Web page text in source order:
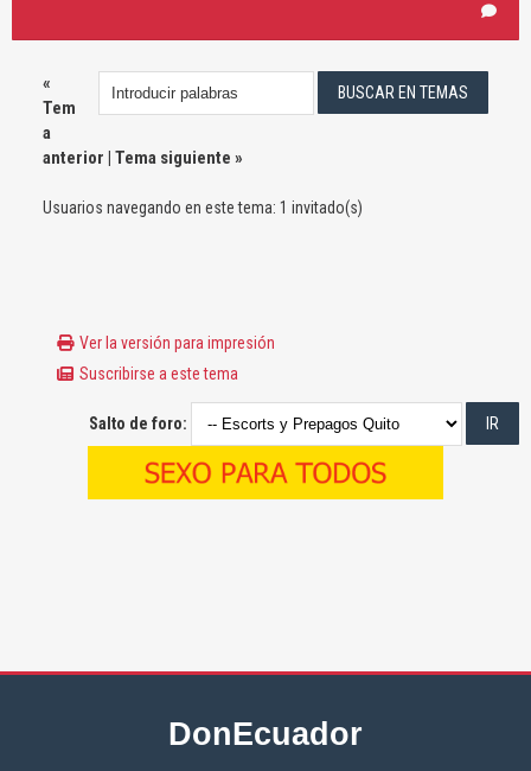
«
Tem
a
anterior | Tema siguiente »
Usuarios navegando en este tema: 1 invitado(s)
Ver la versión para impresión
Suscribirse a este tema
Salto de foro:
DonEcuador